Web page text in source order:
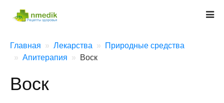
Главная Лекарства
Природные средства
Апитерапия
Воск
Воск